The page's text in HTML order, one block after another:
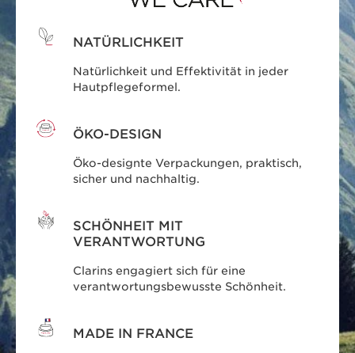
NATÜRLICHKEIT
Natürlichkeit und Effektivität in jeder
Hautpflegeformel.
ÖKO-DESIGN
Öko-designte Verpackungen, praktisch,
sicher und nachhaltig.
SCHÖNHEIT MIT
VERANTWORTUNG
Clarins engagiert sich für eine
verantwortungsbewusste Schönheit.
MADE IN FRANCE